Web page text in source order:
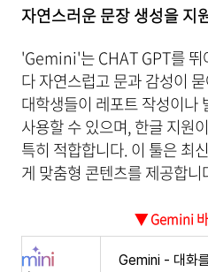
자연스러운 문장 생성을
'Gemini'는 CHAT GPT를 뛰
다 자연스럽고 문과 감성이
대학생들이 레포트 작성이나
사용할 수 있으며, 한글 지원
특히 적합합니다. 이 툴은 최
게 맞춤형 콘텐츠를 제공합니
▼ Gemini